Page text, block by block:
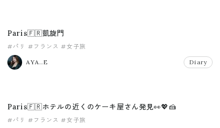
Paris🇫🇷凱旋門
#パリ #フランス #女子旅
AYA..E Diary
Paris🇫🇷ホテルの近くのケーキ屋さん発見👀💖🍰
#パリ #フランス #女子旅